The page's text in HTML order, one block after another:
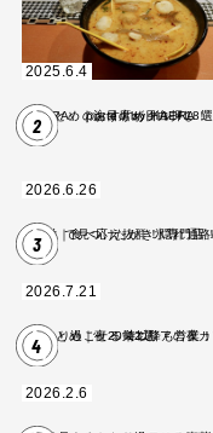
2025.6.4
2
2026.6.26
3
2026.7.21
4
2026.2.6